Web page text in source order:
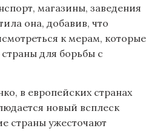
магазины, заведения
она, добавив, что
к мерам, которые
для борьбы с
в европейских странах
новый всплеск
страны ужесточают